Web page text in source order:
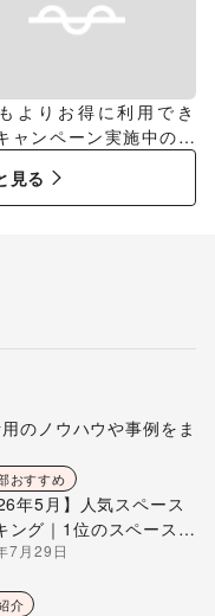
よりお得に利用でき
ャンペーン実施中のス
見る
のノウハウや事例をま
おすすめ
年5月】人気スペース
ング｜1位のスペースを
が解説
7月29日
介